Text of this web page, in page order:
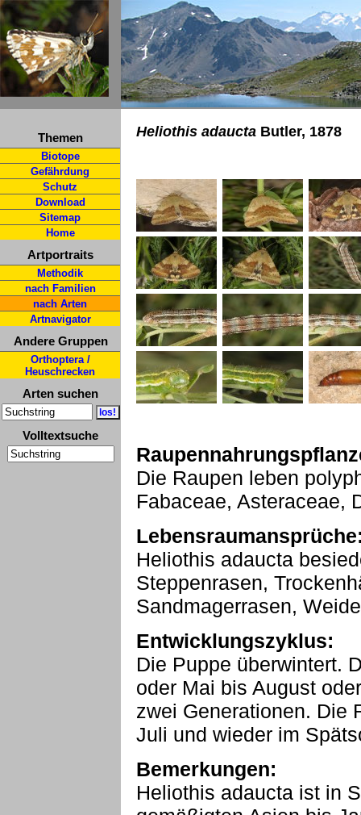
Themen
Biotope
Gefährdung
Schutz
Download
Sitemap
Home
Artportraits
Methodik
nach Familien
nach Arten
Artnavigator
Andere Gruppen
Orthoptera /
Heuschrecken
Arten suchen
Volltextsuche
Heliothis adaucta Butler, 1878
Die Raupen leben
Fabaceae, Asteraceae,
Heliothis adaucta
Steppenrasen,
Sandmagerrasen,
Entwicklungszyklus:
Die Puppe überwintert.
oder Mai bis August
zwei Generationen. Die
Juli und wieder im
Bemerkungen:
Heliothis adaucta ist in